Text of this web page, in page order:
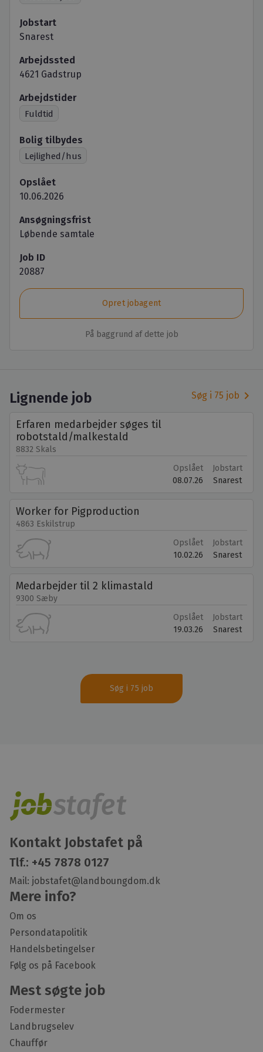
Arbejdstider
Fuldtid
Bolig tilbydes
Lejlighed/hus
Arbejdssted
4621 Gadstrup
Opslået
10.06.2026
Ansøgningsfrist
Løbende samtale
Jobstart
Snarest
Job ID
20887
Opret jobagent
På baggrund af dette job
Lignende job Søg i 75 job keyboard_arrow_right
Erfaren medarbejder søges til
robotstald/malkestald
8832 Skals
Opslået
08.07.26
Jobstart
Snarest
Worker for Pigproduction
4863 Eskilstrup
Opslået
10.02.26
Jobstart
Snarest
Medarbejder til 2 klimastald
9300 Sæby
Opslået
19.03.26
Jobstart
Snarest
Søg i 75 job
Kontakt Jobstafet på
Tlf.: +45 7878 0127
Mail: jobstafet@landboungdom.dk
Mere info?
Om os
Persondatapolitik
Handelsbetingelser
Følg os på Facebook
Mest søgte job
Fodermester
Landbrugselev
Chauffør